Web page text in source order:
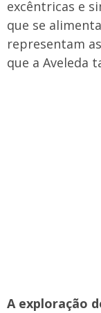
excêntricas e
que se
representam
que a Aveleda
A exploração